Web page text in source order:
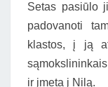
Setas pasiūlo
padovanoti
klastos, į ją
ir įmeta į Nilą.